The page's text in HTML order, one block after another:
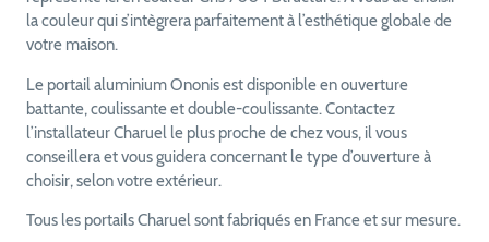
la couleur qui s’intègrera parfaitement à l’esthétique globale de
votre maison.
Le portail aluminium Ononis est disponible en ouverture
battante, coulissante et double-coulissante. Contactez
l’installateur Charuel le plus proche de chez vous, il vous
conseillera et vous guidera concernant le type d’ouverture à
choisir, selon votre extérieur.
Tous les portails Charuel sont fabriqués en France et sur mesure.